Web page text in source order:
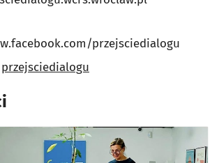
przejsciedialogu
przejsciedialogu